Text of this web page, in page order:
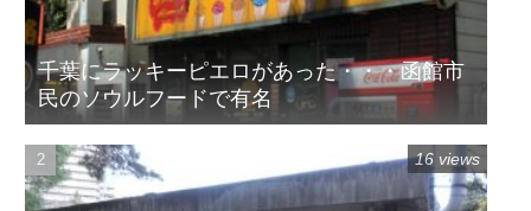
千葉にラッキーピエロがあった・・・函館市
民のソウルフードで有名
16 views